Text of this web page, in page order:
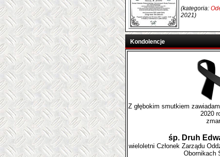
(kategoria:
2021)
Kondolencje
Z głębokim smutkiem
2020
śp. Druh
wieloletni Członek Zarządu
Obornikach